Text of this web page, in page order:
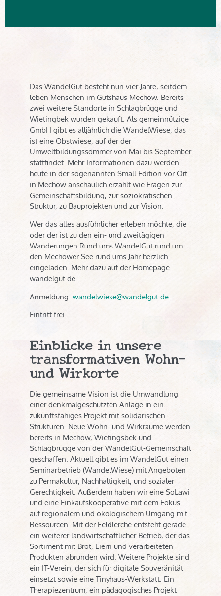
Das WandelGut besteht nun vier Jahre, seitdem
leben Menschen im Gutshaus Mechow. Bereits
zwei weitere Standorte in Schlagbrügge und
Wietingbek wurden gekauft. Als gemeinnützige
GmbH gibt es alljährlich die WandelWiese, das
ist eine Obstwiese, auf der der
Umweltbildungssommer von Mai bis September
stattfindet. Mehr Informationen dazu werden
heute in der sogenannten Small Edition vor Ort
in Mechow anschaulich erzählt wie Fragen zur
Gemeinschaftsbildung, zur soziokratischen
Struktur, zu Bauprojekten und zur Vision.
Wer das alles ausführlicher erleben möchte, die
oder der ist zu den ein- und zweitägigen
Wanderungen Rund ums WandelGut rund um
den Mechower See rund ums Jahr herzlich
eingeladen. Mehr dazu auf der Homepage
wandelgut.de
Anmeldung: wandelwiese@wandelgut.de
Eintritt frei.
Einblicke in unsere
transformativen Wohn-
und Wirkorte
Die gemeinsame Vision ist die Umwandlung
einer denkmalgeschützten Anlage in ein
zukunftsfähiges Projekt mit solidarischen
Strukturen. Neue Wohn- und Wirkräume werden
bereits in Mechow, Wietingsbek und
Schlagbrügge von der WandelGut-Gemeinschaft
geschaffen. Aktuell gibt es im WandelGut einen
Seminarbetrieb (WandelWiese) mit Angeboten
zu Permakultur, Nachhaltigkeit, und sozialer
Gerechtigkeit. Außerdem haben wir eine SoLawi
und eine Einkaufskooperative mit dem Fokus
auf regionalem und ökologischem Umgang mit
Ressourcen. Mit der Feldlerche entsteht gerade
ein weiterer landwirtschaftlicher Betrieb, der das
Sortiment mit Brot, Eiern und verarbeiteten
Produkten abrunden wird. Weitere Projekte sind
ein IT-Verein, der sich für digitale Souveränität
einsetzt sowie eine Tinyhaus-Werkstatt. Ein
Therapiezentrum, ein pädagogisches Projekt